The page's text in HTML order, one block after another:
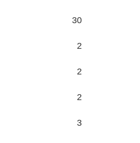
30
2
2
2
3